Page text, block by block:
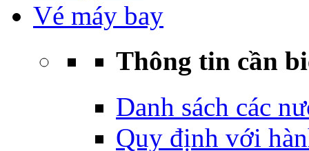
Vé máy bay
Thông tin cần
Danh sách các
Quy định với